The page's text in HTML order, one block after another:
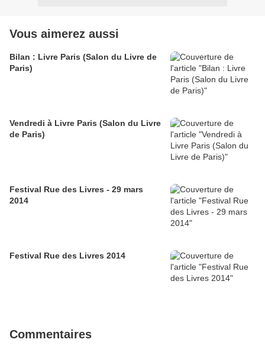
Vous aimerez aussi
Bilan : Livre Paris (Salon du Livre de
Paris)
Vendredi à Livre Paris (Salon du Livre
de Paris)
Festival Rue des Livres - 29 mars
2014
Festival Rue des Livres 2014
Commentaires